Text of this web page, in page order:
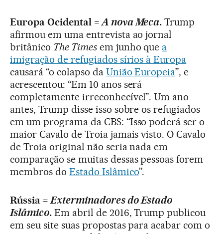
Europa Ocidental =A nova Meca. Trump
afirmou em uma entrevista ao jornal
britânico The Timesem junho que a
imigração de refugiados sírios à Europa
causará “o colapso da União Europeia”, e
acrescentou: “Em 10 anos será
completamente irreconhecível”. Um ano
antes, Trump disse isso sobre os refugiados
em um programa da CBS: “Isso poderá ser o
maior Cavalo de Troia jamais visto. O Cavalo
de Troia original não seria nada em
comparação se muitas dessas pessoas forem
membros do Estado Islâmico”.
Rússia = Exterminadores do Estado
Islâmico.Em abril de 2016, Trump publicou
em seu site suas propostas para acabar com o